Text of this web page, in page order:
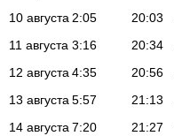
10 августа 2:05 20:03
11 августа 3:16 20:34
12 августа 4:35 20:56
13 августа 5:57 21:13
14 августа 7:20 21:27